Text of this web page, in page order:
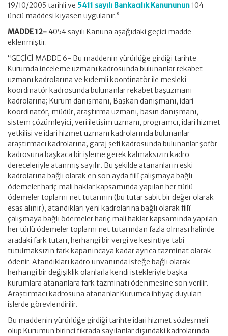
19/10/2005 tarihli ve 5411 sayılı Bankacılık Kanununun 104
üncü maddesi kıyasen uygulanır.”
MADDE 12- 4054 sayılı Kanuna aşağıdaki geçici madde
eklenmiştir.
“GEÇİCİ MADDE 6- Bu maddenin yürürlüğe girdiği tarihte
Kurumda inceleme uzmanı kadrosunda bulunanlar rekabet
uzmanı kadrolarına ve kıdemli koordinatör ile mesleki
koordinatör kadrosunda bulunanlar rekabet başuzmanı
kadrolarına; Kurum danışmanı, Başkan danışmanı, idari
koordinatör, müdür, araştırma uzmanı, basın danışmanı,
sistem çözümleyici, veri iletişim uzmanı, programcı, idari hizmet
yetkilisi ve idari hizmet uzmanı kadrolarında bulunanlar
araştırmacı kadrolarına; garaj şefi kadrosunda bulunanlar şoför
kadrosuna başkaca bir işleme gerek kalmaksızın kadro
dereceleriyle atanmış sayılır. Bu şekilde atananların eski
kadrolarına bağlı olarak en son ayda fiilî çalışmaya bağlı
ödemeler hariç mali haklar kapsamında yapılan her türlü
ödemeler toplamı net tutarının (bu tutar sabit bir değer olarak
esas alınır), atandıkları yeni kadrolarına bağlı olarak fiilî
çalışmaya bağlı ödemeler hariç mali haklar kapsamında yapılan
her türlü ödemeler toplamı net tutarından fazla olması halinde
aradaki fark tutarı, herhangi bir vergi ve kesintiye tabi
tutulmaksızın fark kapanıncaya kadar ayrıca tazminat olarak
ödenir. Atandıkları kadro unvanında isteğe bağlı olarak
herhangi bir değişiklik olanlarla kendi istekleriyle başka
kurumlara atananlara fark tazminatı ödenmesine son verilir.
Araştırmacı kadrosuna atananlar Kurumca ihtiyaç duyulan
işlerde görevlendirilir.
Bu maddenin yürürlüğe girdiği tarihte idari hizmet sözleşmeli
olup Kurumun birinci fıkrada sayılanlar dışındaki kadrolarında